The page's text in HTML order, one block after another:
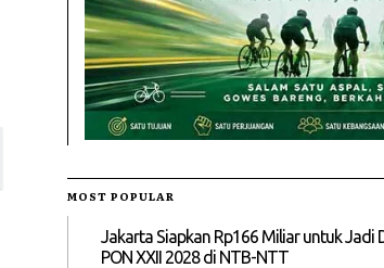
MOST POPULAR
Jakarta Siapkan Rp166 Miliar untuk Jadi
PON XXII 2028 di NTB-NTT